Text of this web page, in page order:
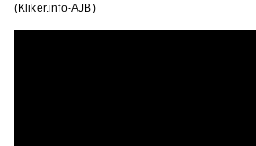
(Kliker.info-AJB)